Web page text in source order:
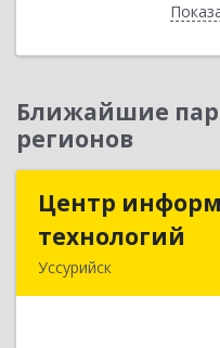
Ближайшие
регионов
Центр
технологий
Уссурийск
Центр